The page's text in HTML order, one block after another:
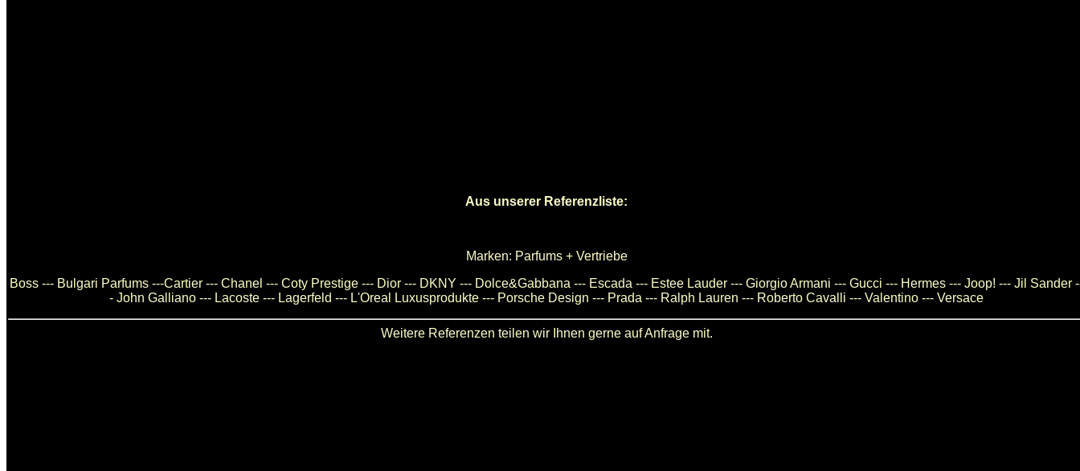
Aus unserer Referenzliste:
Marken: Parfums + Vertriebe
Boss --- Bulgari Parfums ---Cartier --- Chanel --- Coty Prestige --- Dior --- DKNY --- Dolce&Gabbana --- Escada --- Estee Lauder --- Giorgio Armani --- Gucci --- Hermes --- Joop! --- Jil Sander
- John Galliano --- Lacoste --- Lagerfeld --- L'Oreal Luxusprodukte --- Porsche Design --- Prada --- Ralph Lauren --- Roberto Cavalli --- Valentino --- Versace
Weitere Referenzen teilen wir Ihnen gerne auf Anfrage mit.